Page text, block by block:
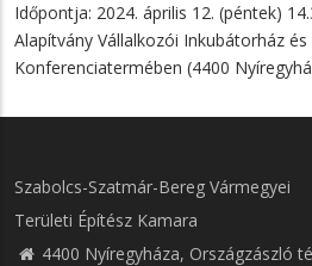
Időpontja: 2024. április 12. (péntek)
Alapítvány Vállalkozói Inkubátorház
Konferenciatermében (4400
Szabolcs-Szatmár-Bereg Vármegyei
Területi Építész Kamara
4400 Nyíregyháza, Országzászló